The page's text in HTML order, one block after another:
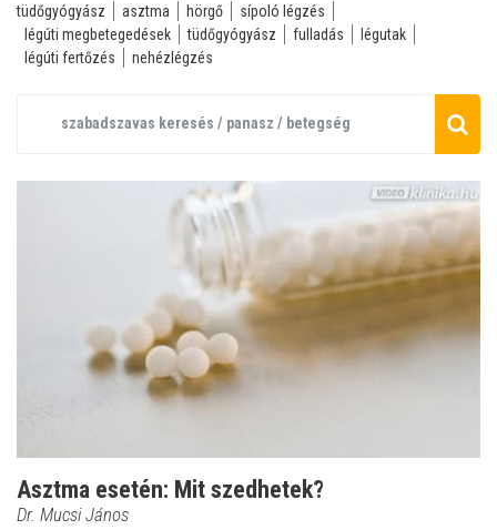
tüdőgyógyász asztma hörgő
sípoló légzés
légúti megbetegedések
tüdőgyógyász fulladás
légutak
légúti fertőzés
nehézlégzés
Asztma esetén: Mit szedhetek?
Dr. Mucsi János